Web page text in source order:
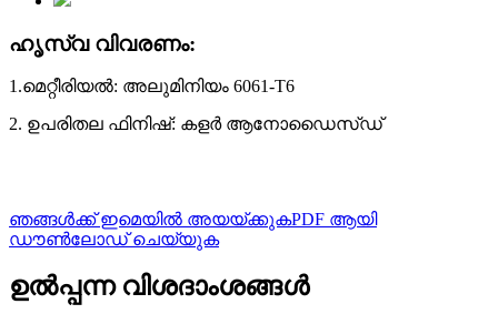
ഹൃസ്വ വിവരണം:
1.മെറ്റീരിയൽ: അലുമിനിയം 6061-T6
2. ഉപരിതല ഫിനിഷ്: കളർ ആനോഡൈസ്ഡ്
ഞങ്ങൾക്ക് ഇമെയിൽ അയയ്ക്കുകPDF ആയി
ഡൗൺലോഡ് ചെയ്യുക
ഉൽപ്പന്ന വിശദാംശങ്ങൾ